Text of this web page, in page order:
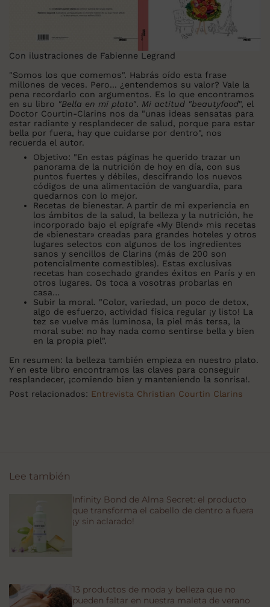
Con ilustraciones de Fabienne Legrand
"Somos los que comemos". Habrás oído esta frase
millones de veces. Pero... ¿entendemos su valor? Vale la
pena recordarlo con argumentos. Es lo que encontramos
en su libro "Bella en mi plato". Mi actitud "beautyfood", el
Doctor Courtin-Clarins nos da "unas ideas sensatas para
estar radiante y resplandecer de salud, porque para estar
bella por fuera, hay que cuidarse por dentro", nos
recuerda el autor.
Objetivo: "En estas páginas he querido trazar un
panorama de la nutrición de hoy en día, con sus
puntos fuertes y débiles, descifrando los nuevos
códigos de una alimentación de vanguardia, para
quedarnos con lo mejor.
Recetas de bienestar. A partir de mi experiencia en
los ámbitos de la salud, la belleza y la nutrición, he
incorporado bajo el epígrafe «My Blend» mis recetas
de «bienestar» creadas para grandes hoteles y otros
lugares selectos con algunos de los ingredientes
sanos y sencillos de Clarins (más de 200 son
potencialmente comestibles). Estas exclusivas
recetas han cosechado grandes éxitos en París y en
otros lugares. Os toca a vosotras probarlas en
casa…
Subir la moral. "Color, variedad, un poco de detox,
algo de esfuerzo, actividad física regular ¡y listo! La
tez se vuelve más luminosa, la piel más tersa, la
moral sube: no hay nada como sentirse bella y bien
en la propia piel".
En resumen: la belleza también empieza en nuestro plato.
Y en este libro encontramos las claves para conseguir
resplandecer, ¡comiendo bien y manteniendo la sonrisa!.
Post relacionados: Entrevista Christian Courtin Clarins
Lee también
Infinity Bond de Alma Secret: el producto
que transforma el cabello de dentro a fuera
¡y sin aclarado!
13 productos de moda y belleza que no
pueden faltar en nuestra maleta de verano